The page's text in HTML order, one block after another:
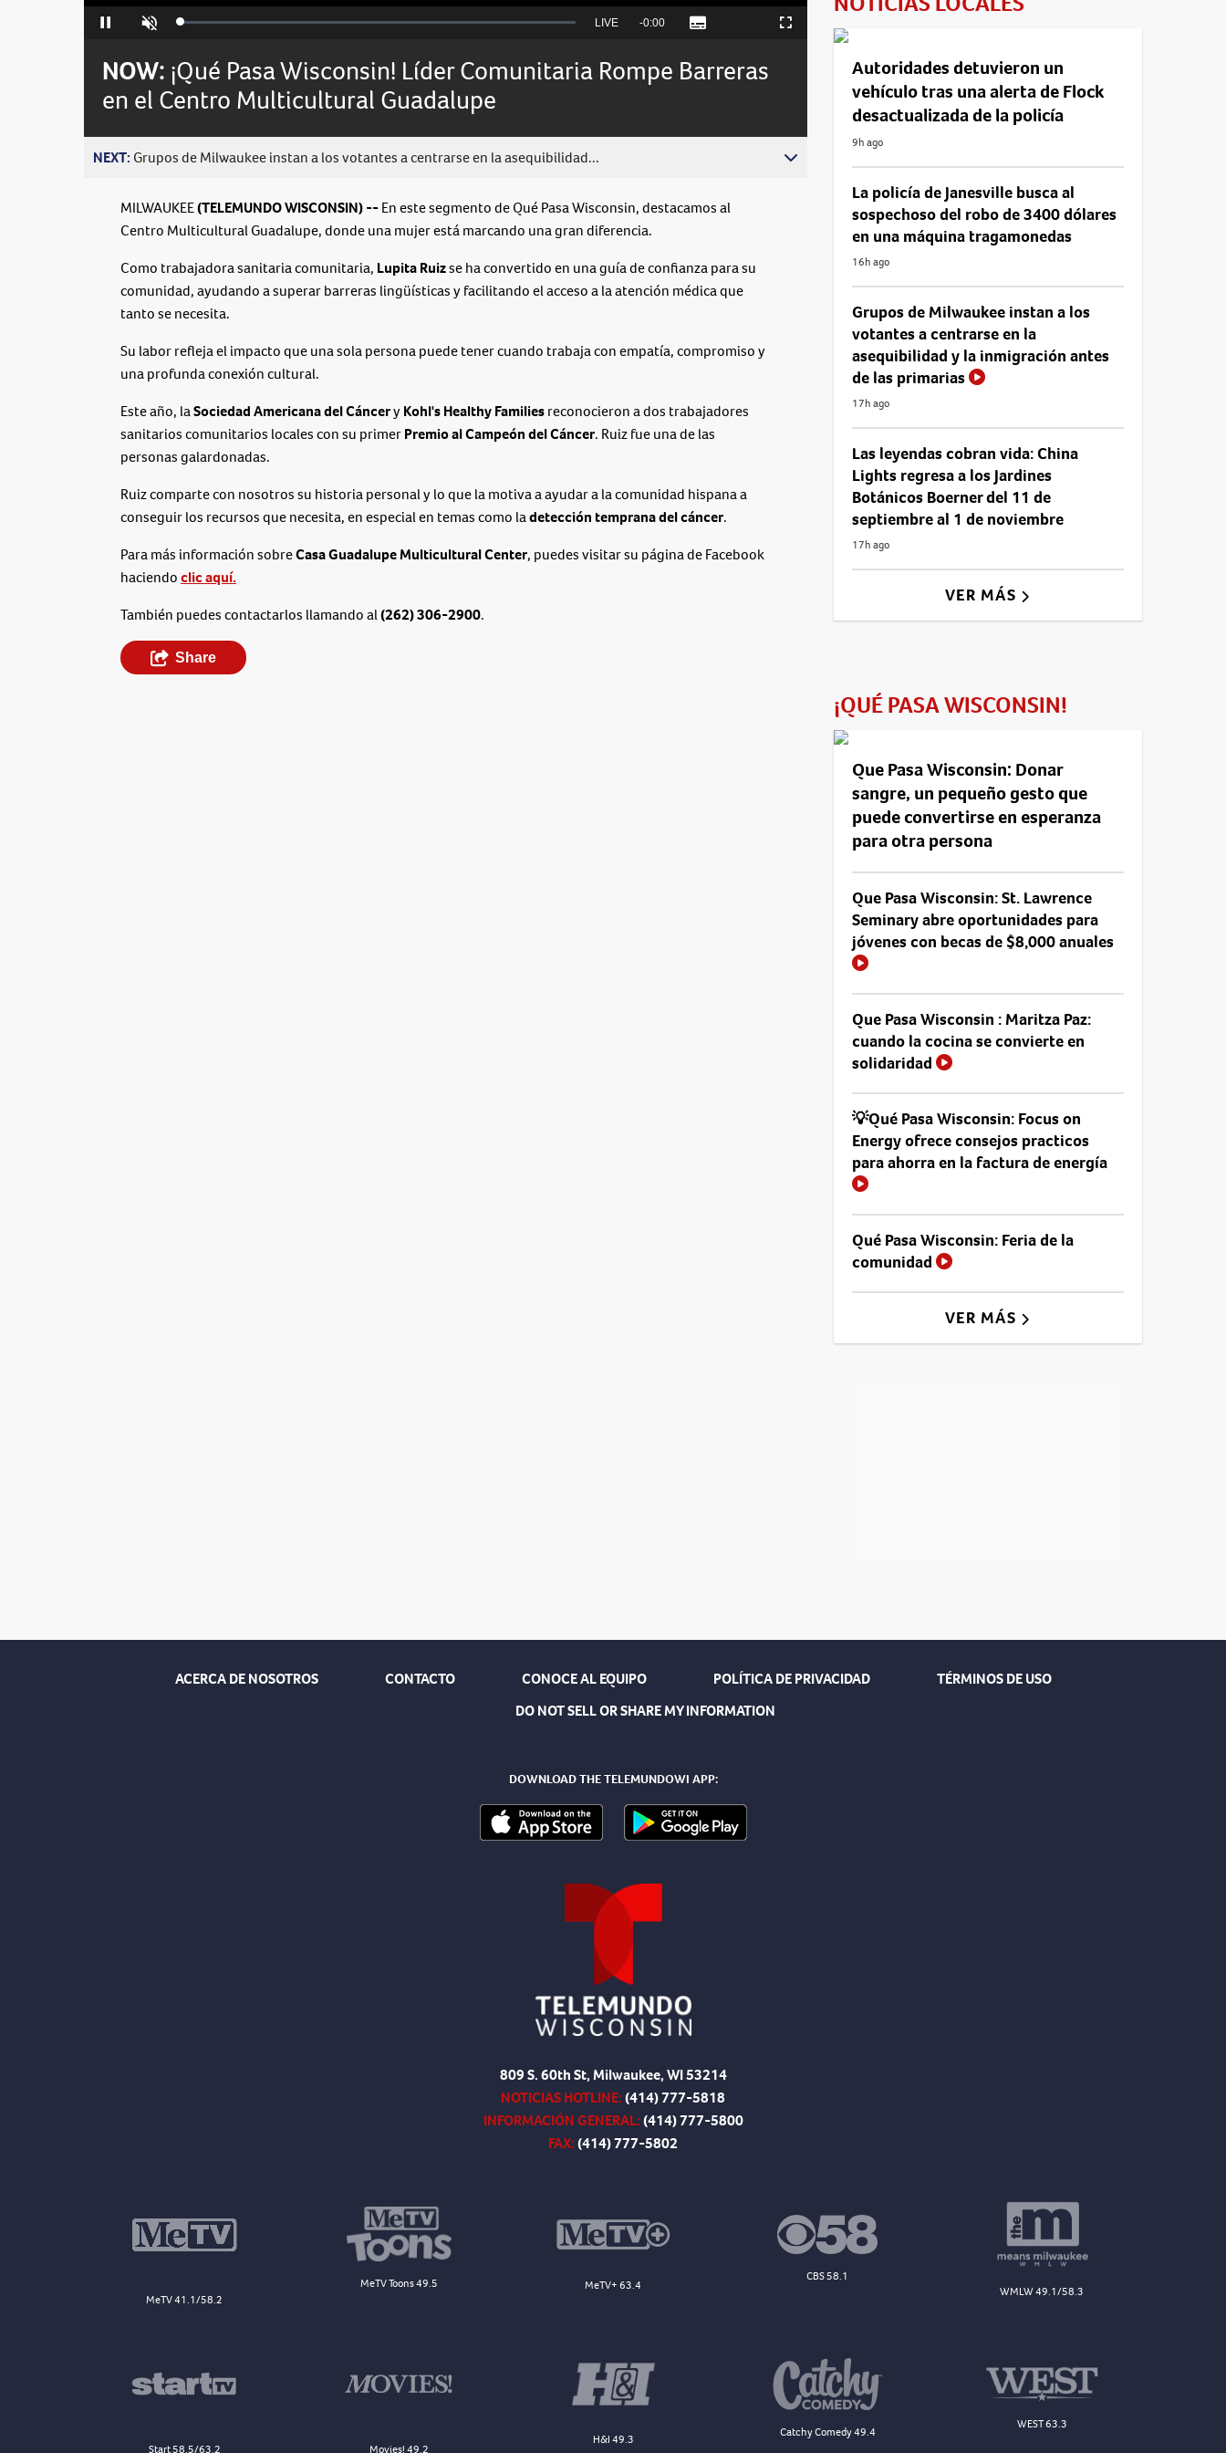
Pause Unmute Loaded:
Seek
behind
live
LIVE Remaining
-0:00 Subtitles Fullscreen
NOW: ¡Qué Pasa Wisconsin! Líder Comunitaria Rompe Barreras
en el Centro Multicultural Guadalupe
NEXT: Grupos de Milwaukee instan a los votantes a centrarse en la asequibilidad...
MILWAUKEE(TELEMUNDO WISCONSIN) --En este segmento de Qué Pasa Wisconsin, destacamos al
Centro Multicultural Guadalupe, donde una mujer está marcando una gran diferencia.
Como trabajadora sanitaria comunitaria, Lupita Ruizse ha convertido en una guía de confianza para su
comunidad, ayudando a superar barreras lingüísticas y facilitando el acceso a la atención médica que
tanto se necesita.
Su labor refleja el impacto que una sola persona puede tener cuando trabaja con empatía, compromiso y
una profunda conexión cultural.
Este año, laSociedad Americana del CánceryKohl's Healthy Familiesreconocieron a dos trabajadores
sanitarios comunitarios locales con su primerPremio al Campeón del Cáncer. Ruiz fue una de las
personas galardonadas.
Ruiz comparte con nosotros su historia personal y lo que la motiva a ayudar a la comunidad hispana a
conseguir los recursos que necesita, en especial en temas como ladetección temprana del cáncer.
Para más información sobreCasa Guadalupe Multicultural Center, puedes visitar su página de Facebook
haciendoclic aquí.
También puedes contactarlos llamando al(262) 306-2900.
Share
Autoridades detuvieron un
vehículo tras una alerta de Flock
desactualizada de la policía
9h ago
La policía de Janesville busca al
sospechoso del robo de 3400 dólares
en una máquina tragamonedas
16h ago
Grupos de Milwaukee instan a los
votantes a centrarse en la
asequibilidad y la inmigración antes
de las primarias
17h ago
Las leyendas cobran vida: China
Lights regresa a los Jardines
Botánicos Boerner del 11 de
septiembre al 1 de noviembre
17h ago
VER MÁS
¡QUÉ PASA WISCONSIN!
Que Pasa Wisconsin: Donar
sangre, un pequeño gesto que
puede convertirse en esperanza
para otra persona
Que Pasa Wisconsin: St. Lawrence
Seminary abre oportunidades para
jóvenes con becas de $8,000 anuales
Que Pasa Wisconsin : Maritza Paz:
cuando la cocina se convierte en
solidaridad
💡Qué Pasa Wisconsin: Focus on
Energy ofrece consejos practicos
para ahorra en la factura de energía
Qué Pasa Wisconsin: Feria de la
comunidad
VER MÁS
ACERCA DE NOSOTROS CONTACTO CONOCE AL EQUIPO POLÍTICA DE PRIVACIDAD
TÉRMINOS DE USO
DO NOT SELL OR SHARE MY INFORMATION
DOWNLOAD THE TELEMUNDOWI APP:
809 S. 60th St, Milwaukee, WI 53214
NOTICIAS HOTLINE:(414) 777-5818
INFORMACIÓN GENERAL:(414) 777-5800
FAX:(414) 777-5802
MeTV 41.1/58.2
MeTV Toons 49.5 MeTV+ 63.4
CBS 58.1
WMLW 49.1/58.3
Start 58.5/63.2 Movies! 49.2
H&I 49.3
Catchy Comedy 49.4
WEST 63.3